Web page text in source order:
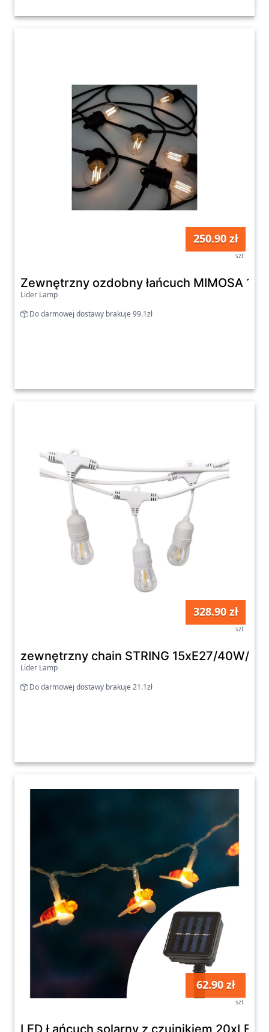
250.90 zł
szt
Zewnętrzny ozdobny łańcuch MIMOSA
Lider Lamp
Do darmowej dostawy brakuje 99.1zł
328.90 zł
szt
zewnętrzny chain STRING 15xE27/40W/
Lider Lamp
Do darmowej dostawy brakuje 21.1zł
62.90 zł
szt